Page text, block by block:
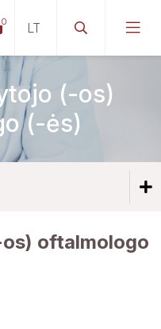
0
(-os)
(-ės)
(-oms)
specialistams
oftalmologo